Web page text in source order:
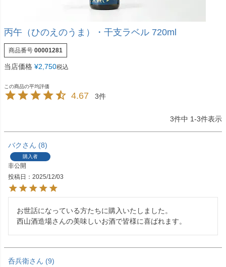
丙午（ひのえのうま）・干支ラベル 720ml
商品番号 00001281
当店価格 ¥2,750税込
4.67 3
3件中 1-3件表示
バク 8
購入者
非公開
投稿日
2025/12/03
お世話になっている方たちに購入いたしました。
西山酒造場さんの美味しいお酒で皆様に喜ばれます。
呑兵衛 9